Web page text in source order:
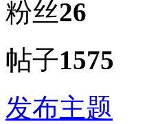
粉丝26
帖子1575
发布主题